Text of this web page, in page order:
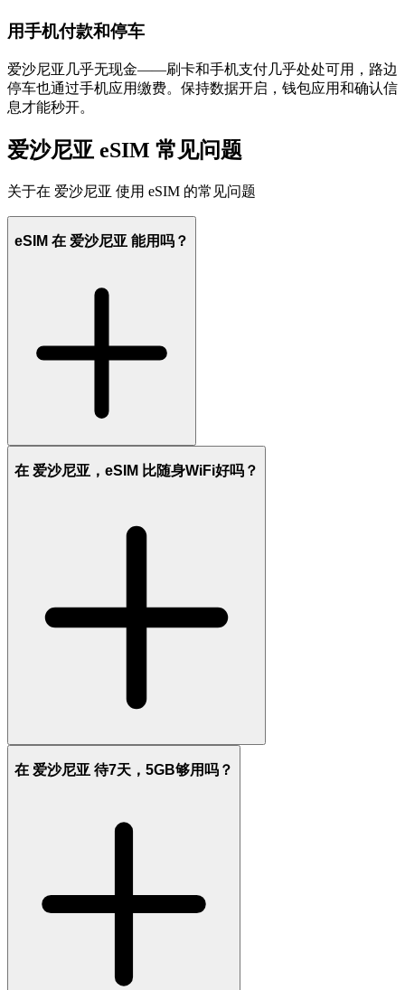
用手机付款和停车
爱沙尼亚几乎无现金——刷卡和手机支付几乎处处可用，路边
停车也通过手机应用缴费。保持数据开启，钱包应用和确认信
息才能秒开。
爱沙尼亚 eSIM 常见问题
关于在 爱沙尼亚 使用 eSIM 的常见问题
eSIM 在 爱沙尼亚 能用吗？
在 爱沙尼亚，eSIM 比随身WiFi好吗？
在 爱沙尼亚 待7天，5GB够用吗？